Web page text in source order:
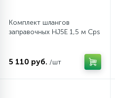
Комплект шлангов
заправочных HJ5E 1,5 м Cps
5 110 руб. /шт